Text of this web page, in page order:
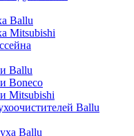
Ballu
Mitsubishi
Ballu
Boneco
Mitsubishi
Ballu
Ballu